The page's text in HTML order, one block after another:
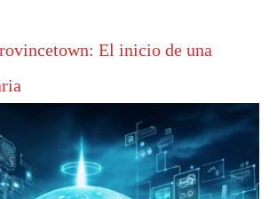
El inicio de una